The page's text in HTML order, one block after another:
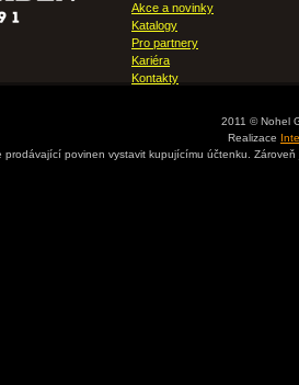
Akce a novinky
Katalogy
Pro partnery
Kariéra
Kontakty
2011 © Nohel
Realizace
prodávající povinen vystavit kupujícímu účtenku.